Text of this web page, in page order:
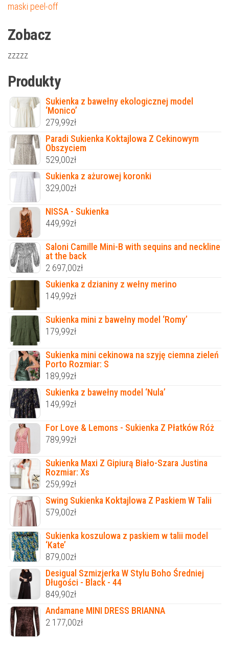
maski peel-off
Zobacz
zzzzz
Produkty
Sukienka z bawełny ekologicznej model
‘Monico’
279,99zł
Paradi Sukienka Koktajlowa Z Cekinowym
Obszyciem
529,00zł
Sukienka z ażurowej koronki
329,00zł
NISSA - Sukienka
449,99zł
Saloni Camille Mini-B with sequins and neckline
at the back
2 697,00zł
Sukienka z dzianiny z wełny merino
149,99zł
Sukienka mini z bawełny model ‘Romy’
179,99zł
Sukienka mini cekinowa na szyję ciemna zieleń
Porto Rozmiar: S
189,99zł
Sukienka z bawełny model ‘Nula’
149,99zł
For Love & Lemons - Sukienka Z Płatków Róż
789,99zł
Sukienka Maxi Z Gipiurą Biało-Szara Justina
Rozmiar: Xs
259,99zł
Swing Sukienka Koktajlowa Z Paskiem W Talii
579,00zł
Sukienka koszulowa z paskiem w talii model
‘Kate’
879,00zł
Desigual Szmizjerka W Stylu Boho Średniej
Długości - Black - 44
849,90zł
Andamane MINI DRESS BRIANNA
2 177,00zł